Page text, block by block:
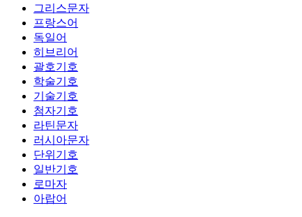
그리스문자
프랑스어
독일어
히브리어
괄호기호
학술기호
기술기호
첨자기호
라틴문자
러시아문자
단위기호
일반기호
로마자
아랍어